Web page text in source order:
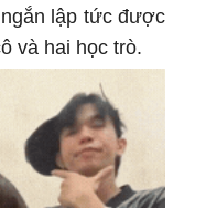
lập tức được
và hai học trò.